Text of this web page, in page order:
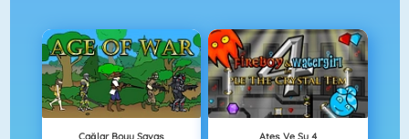
Çağlar Boyu Savaş Ateş Ve Su 4